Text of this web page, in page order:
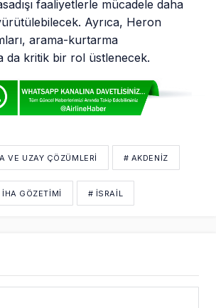
faaliyetlerle mücadele daha
Ayrıca, Heron
arama-kurtarma
da kritik bir rol üstlenecek.
VE UZAY ÇÖZÜMLERI # AKDENIZ
İHA GÖZETIMI # İSRAİL